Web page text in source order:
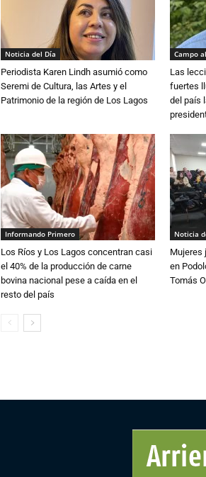
Noticia del Día
Periodista Karen Lindh asumió como
Seremi de Cultura, las Artes y el
Patrimonio de la región de Los Lagos
Campo
Las
fuertes
del país
Informando Primero
Los Ríos y Los Lagos concentran casi
el 40% de la producción de carne
bovina nacional pese a caída en el
resto del país
Noticia
Mujeres
en
Tomás